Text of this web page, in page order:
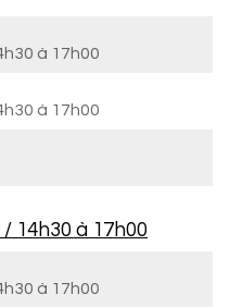
à 17h00
à 17h00
/ 14h30 à 17h00
à 17h00